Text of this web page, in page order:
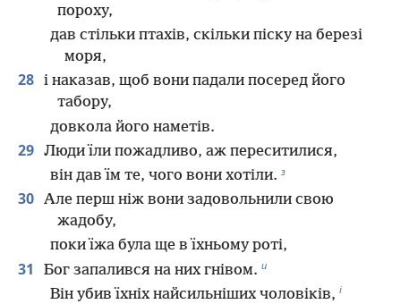
пороху,
дав стільки птахів, скільки піску на березі
моря,
28 і наказав, щоб вони падали посеред його
табору,
довкола його наметів.
29 Люди їли пожадливо, аж переситилися,
він дав їм те, чого вони хотіли. з
30 Але перш ніж вони задовольнили свою
жадобу,
поки їжа була ще в їхньому роті,
31 Бог запалився на них гнівом. и
Він убив їхніх найсильніших чоловіків, і